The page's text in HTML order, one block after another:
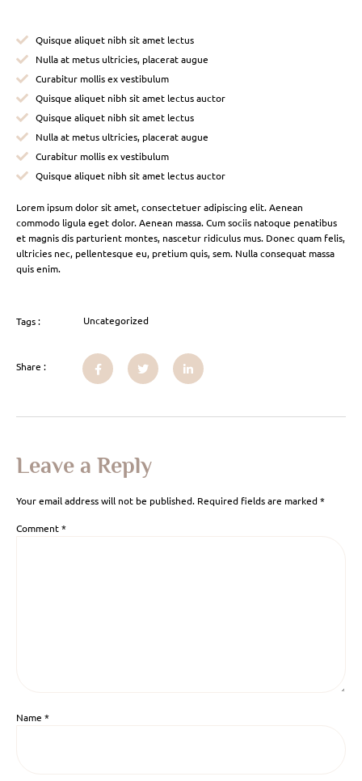
Quisque aliquet nibh sit amet lectus
Nulla at metus ultricies, placerat augue
Curabitur mollis ex vestibulum
Quisque aliquet nibh sit amet lectus auctor
Quisque aliquet nibh sit amet lectus
Nulla at metus ultricies, placerat augue
Curabitur mollis ex vestibulum
Quisque aliquet nibh sit amet lectus auctor
Lorem ipsum dolor sit amet, consectetuer adipiscing elit. Aenean
commodo ligula eget dolor. Aenean massa. Cum sociis natoque penatibus
et magnis dis parturient montes, nascetur ridiculus mus. Donec quam felis,
ultricies nec, pellentesque eu, pretium quis, sem. Nulla consequat massa
quis enim.
Tags : Uncategorized
Share :
Leave a Reply
Your email address will not be published. Required fields are marked*
Comment*
Name *